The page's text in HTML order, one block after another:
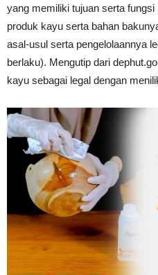
Lama
yang memiliki tujuan serta
produk kayu serta bahan
asal-usul serta pengelolaannya
berlaku). Mengutip dari
kayu sebagai legal dengan